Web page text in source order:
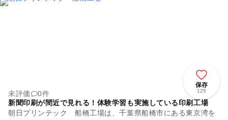
保存
125
未評価
0件
新聞印刷が間近で見れる！体験学習も実施している印刷工場
朝日プリンテック 船橋工場は、千葉県船橋市にある東京湾を